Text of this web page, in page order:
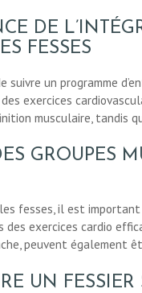
DE
FESSES
un programme
exercices
musculaire, tandis
GROUPES
fesses, il est
exercices cardio
peuvent également
UN